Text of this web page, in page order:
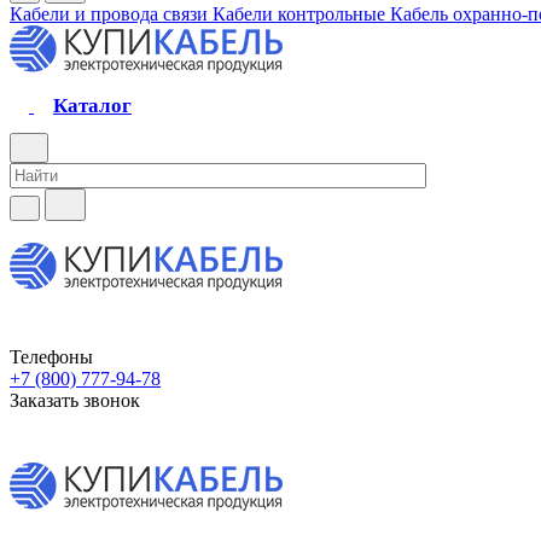
Кабели и провода связи Кабели контрольные Кабель охранно-
Каталог
Телефоны
+7 (800) 777-94-78
Заказать звонок